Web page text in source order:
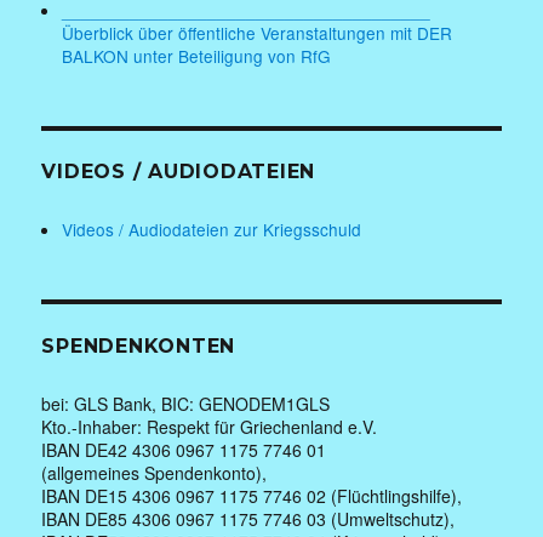
Überblick über öffentliche Veranstaltungen mit DER
BALKON unter Beteiligung von RfG
VIDEOS / AUDIODATEIEN
Videos / Audiodateien zur Kriegsschuld
SPENDENKONTEN
bei: GLS Bank, BIC: GENODEM1GLS
Kto.-Inhaber: Respekt für Griechenland e.V.
IBAN DE42 4306 0967 1175 7746 01
(allgemeines Spendenkonto),
IBAN DE15 4306 0967 1175 7746 02 (Flüchtlingshilfe),
IBAN DE85 4306 0967 1175 7746 03 (Umweltschutz),